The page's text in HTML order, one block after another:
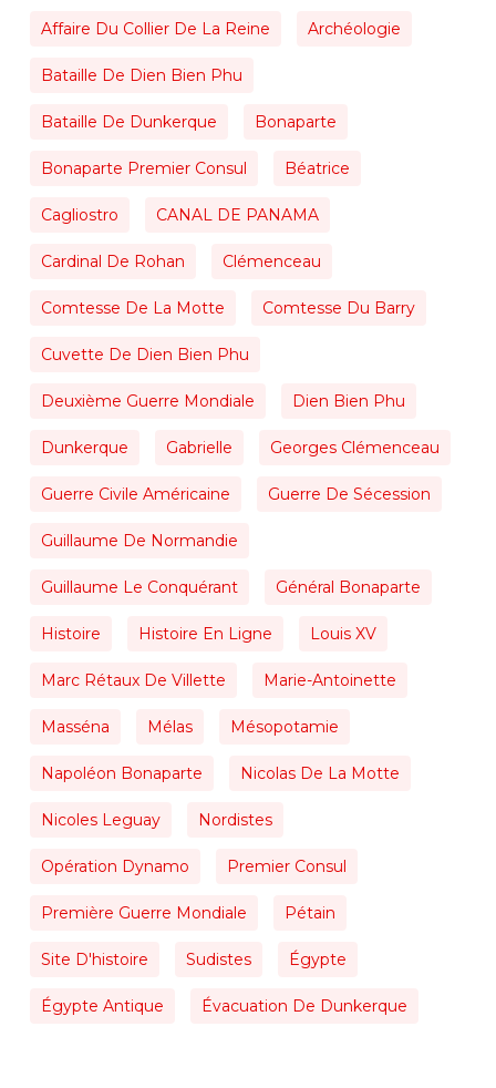
Affaire Du Collier De La Reine Archéologie
Bataille De Dien Bien Phu
Bataille De Dunkerque Bonaparte
Bonaparte Premier Consul Béatrice
Cagliostro CANAL DE PANAMA
Cardinal De Rohan Clémenceau
Comtesse De La Motte Comtesse Du Barry
Cuvette De Dien Bien Phu
Deuxième Guerre Mondiale Dien Bien Phu
Dunkerque Gabrielle Georges Clémenceau
Guerre Civile Américaine Guerre De Sécession
Guillaume De Normandie
Guillaume Le Conquérant Général Bonaparte
Histoire Histoire En Ligne Louis XV
Marc Rétaux De Villette Marie-Antoinette
Masséna Mélas Mésopotamie
Napoléon Bonaparte Nicolas De La Motte
Nicoles Leguay Nordistes
Opération Dynamo Premier Consul
Première Guerre Mondiale Pétain
Site D'histoire Sudistes Égypte
Égypte Antique Évacuation De Dunkerque